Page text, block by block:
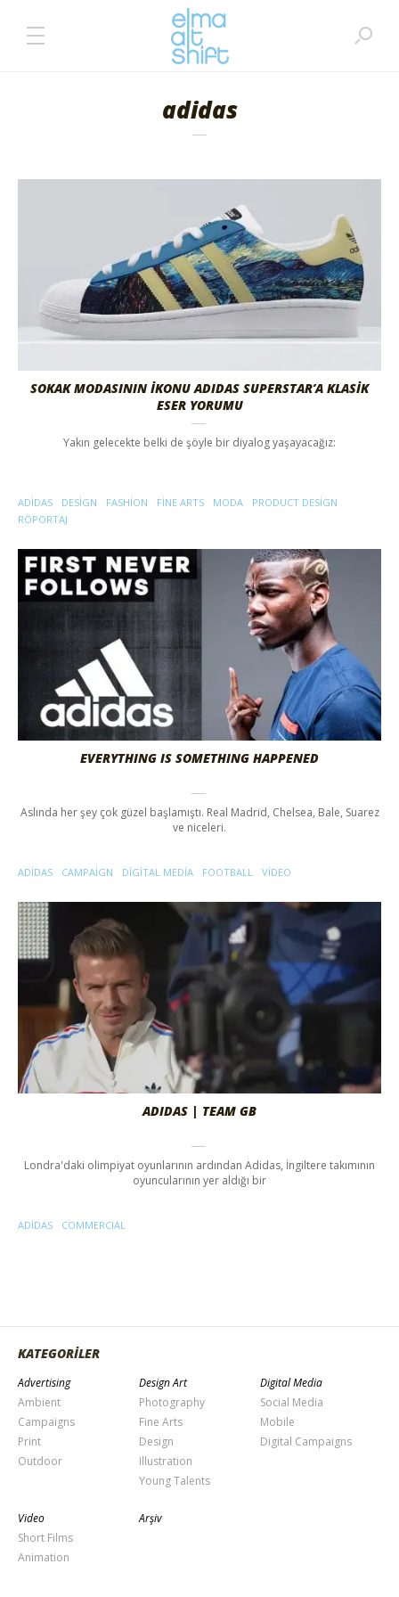
adidas
SOKAK MODASININ İKONU ADIDAS SUPERSTAR’A KLASİK
ESER YORUMU
Yakın gelecekte belki de şöyle bir diyalog yaşayacağız:
ADIDAS DESIGN FASHION FINE ARTS MODA
PRODUCT DESIGN
RÖPORTAJ
EVERYTHING IS SOMETHING HAPPENED
Aslında her şey çok güzel başlamıştı. Real Madrid, Chelsea, Bale, Suarez
ve niceleri.
ADIDAS CAMPAIGN DIGITAL MEDIA FOOTBALL VIDEO
ADIDAS | TEAM GB
Londra'daki olimpiyat oyunlarının ardından Adidas, İngiltere takımının
oyuncularının yer aldığı bir
ADIDAS COMMERCIAL
KATEGORİLER
Advertising
Ambient
Campaigns
Print
Outdoor
Design Art
Photography
Fine Arts
Design
Illustration
Young Talents
Digital Media
Social Media
Mobile
Digital Campaigns
Video
Short Films
Animation
Arşiv